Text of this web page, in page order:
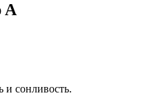
A
и сонливость.